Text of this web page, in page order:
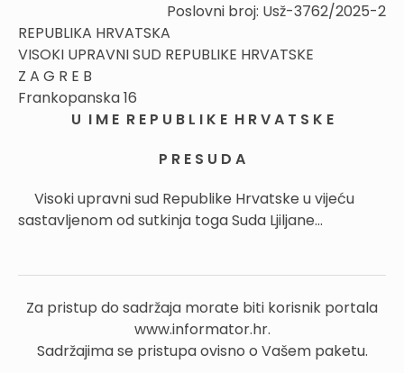
Poslovni broj: Usž-3762/2025-2
REPUBLIKA HRVATSKA
VISOKI UPRAVNI SUD REPUBLIKE HRVATSKE
Z A G R E B
Frankopanska 16
U I M E R E P U B L I K E H R V A T S K E
P R E S U D A
Visoki upravni sud Republike Hrvatske u vijeću
sastavljenom od sutkinja toga Suda Ljiljane...
Za pristup do sadržaja morate biti korisnik portala
www.informator.hr.
Sadržajima se pristupa ovisno o Vašem paketu.